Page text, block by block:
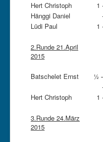
Hert Christoph 1
Hänggi Daniel
Lüdi Paul
1
2.Runde 21.April
2015
Batschelet Ernst ½
Hert Christoph
1
3.Runde 24.März
2015